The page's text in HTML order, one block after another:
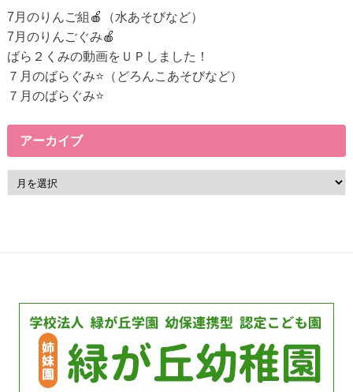
の
リ
ン
ク
7月のりんご組🍎（水あそびなど）
7月のりんごぐみ🍎
ばら２くみの動画をＵＰしました！
７月のばらぐみ⭐（どろんこあそびなど）
７月のばらぐみ⭐
アーカイブ
ー
ブ